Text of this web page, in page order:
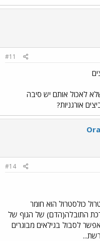
#11
לאכול אותם יש סיבה
אורגניות?
#14
כולסטרול הוא חומר
התובלה(הדם) של הגוף של
לסבול בגילאים מבוגרים